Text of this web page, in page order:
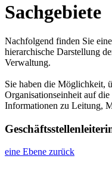
Sachgebiete
Nachfolgend finden Sie
hierarchische Darstellung
Verwaltung.
Sie haben die Möglichkeit,
Organisationseinheit auf
Informationen zu Leitung,
eine Ebene zurück